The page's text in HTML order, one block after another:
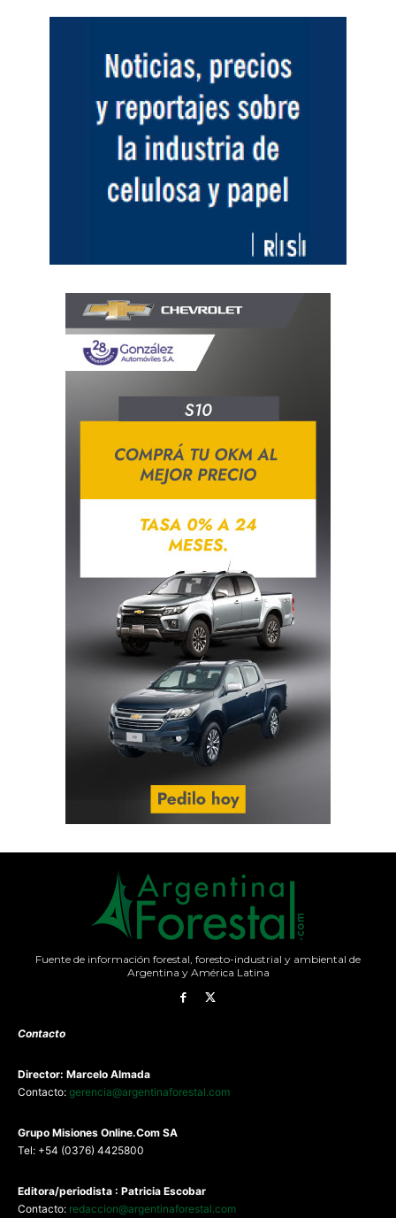
Fuente de información forestal, foresto-industrial y ambiental de
Argentina y América Latina
Contacto
Director: Marcelo Almada
Contacto: gerencia@argentinaforestal.com
Grupo Misiones Online.Com SA
Tel: +54 (0376) 4425800
Editora/periodista : Patricia Escobar
Contacto: redaccion@argentinaforestal.com